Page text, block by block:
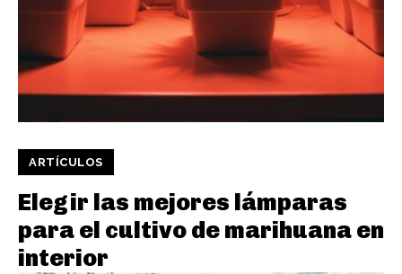
ARTÍCULOS
Elegir las mejores lámparas
para el cultivo de marihuana en
interior